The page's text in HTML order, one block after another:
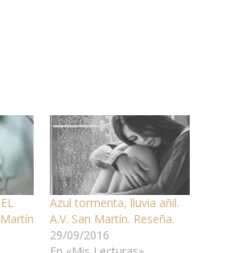
Azul tormenta, lluvia añil.
A.V. San Martín. Reseña.
29/09/2016